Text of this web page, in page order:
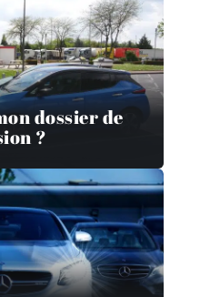
dossier de
?